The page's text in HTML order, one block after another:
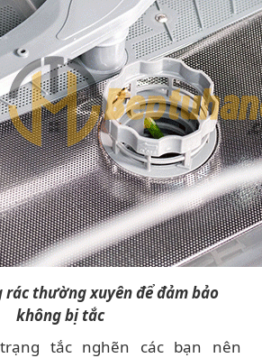
rác thường xuyên để đảm bảo
không bị tắc
tắc nghẽn các bạn nên